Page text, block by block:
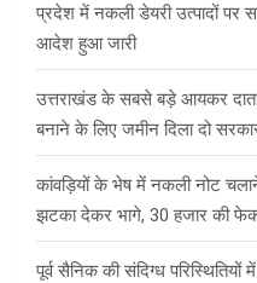
प्रदेश में नकली डेयरी उत्पादों पर
आदेश हुआ जारी
उत्तराखंड के सबसे बड़े आयकर
बनाने के लिए जमीन दिला दो
कांवड़ियों के भेष में नकली नोट
झटका देकर भागे, 30 हजार की
पूर्व सैनिक की संदिग्ध